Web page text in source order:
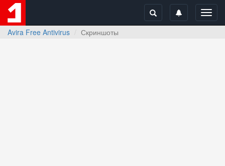
Avira Free Antivirus
Скриншоты